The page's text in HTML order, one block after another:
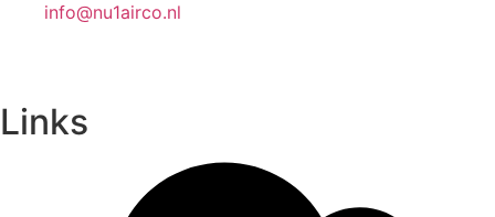
info@nu1airco.nl
Links